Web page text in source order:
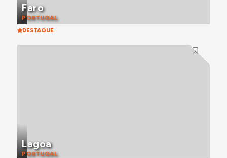
Faro
PORTUGAL
DESTAQUE
Lagoa
PORTUGAL